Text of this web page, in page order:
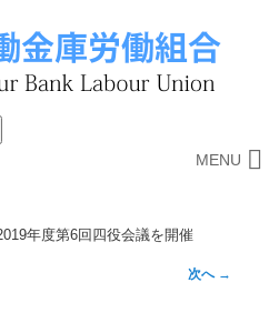
MENU
年度第6回四役会議を開催
次へ →